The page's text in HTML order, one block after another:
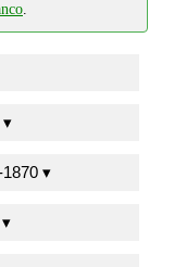
.
Moreno y Gálvez, J.M. Sevilla 1845 ▾
Álvarez-Benavides, M. Sevilla 1868-1870 ▾
Álvarez-Benavides, M. Sevilla 1873 ▾